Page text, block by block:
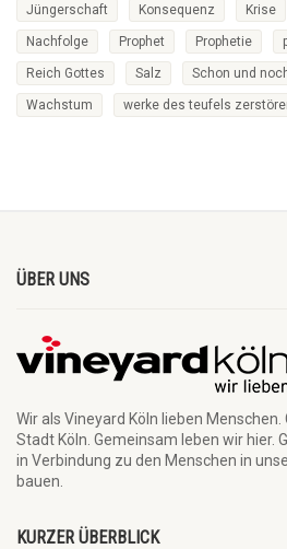
Jüngerschaft Konsequenz Krise
Nachfolge Prophet Prophetie
Reich Gottes Salz Schon und
Wachstum werke des teufels
ÜBER UNS
Wir als Vineyard Köln lieben
Stadt Köln. Gemeinsam leben wir hier.
in Verbindung zu den Menschen in
bauen.
KURZER ÜBERBLICK